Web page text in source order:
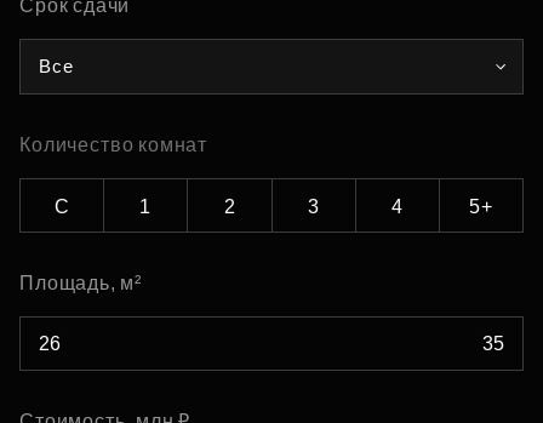
Срок сдачи
Все
Количество комнат
С 1 2 3 4 5+
Площадь, м²